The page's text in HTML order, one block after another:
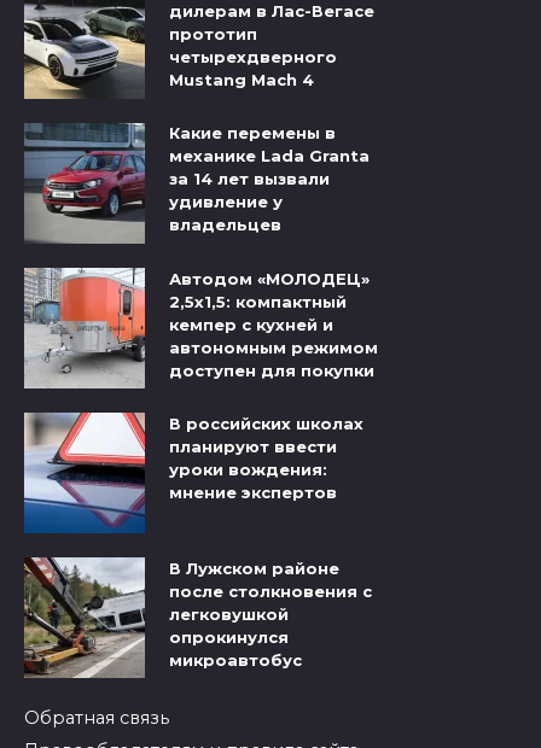
дилерам в Лас-Вегасе
прототип
четырехдверного
Mustang Mach 4
Какие перемены в
механике Lada Granta
за 14 лет вызвали
удивление у
владельцев
Автодом «МОЛОДЕЦ»
2,5х1,5: компактный
кемпер с кухней и
автономным режимом
доступен для покупки
В российских школах
планируют ввести
уроки вождения:
мнение экспертов
В Лужском районе
после столкновения с
легковушкой
опрокинулся
микроавтобус
Обратная связь